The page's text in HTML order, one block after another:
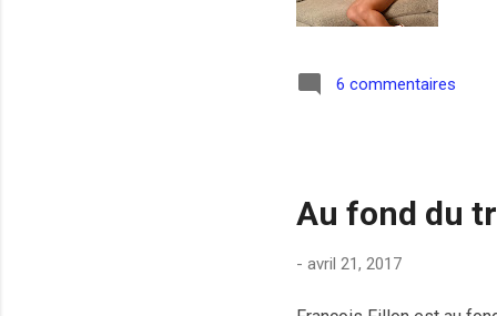
6 commentaires
Au fond du
- avril 21, 2017